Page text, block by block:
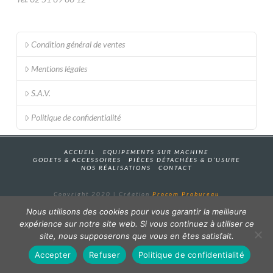
Condition général de ventes
Mentions légales
S.A.V.
Politique de confidentialité
ACCUEIL
EQUIPEMENTS SUR MACHINE
GODETS & ACCESSOIRES
PIÈCES DÉTACHÉES & D’USURE
NOS RÉALISATIONS
CONTACT
Copyright 2020 | Création Procom Probureau
Nous utilisons des cookies pour vous garantir la meilleure
expérience sur notre site web. Si vous continuez à utiliser ce
site, nous supposerons que vous en êtes satisfait.
Accepter
Refuser Politique de confidentialité